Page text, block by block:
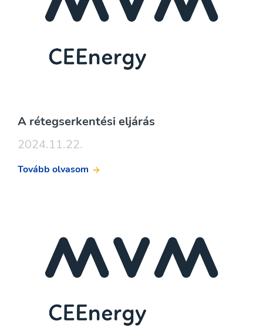
A rétegserkentési eljárás
2024.11.22.
Tovább olvasom